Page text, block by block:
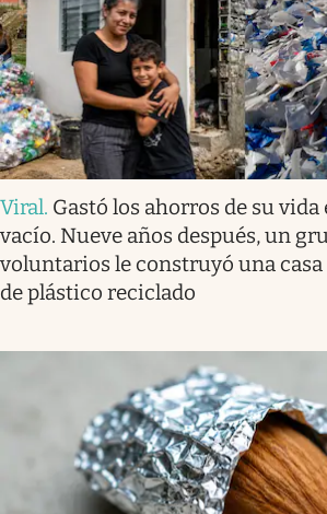
Viral. Gastó los ahorros de su
vacío. Nueve años después, un
voluntarios le construyó una casa
de plástico reciclado